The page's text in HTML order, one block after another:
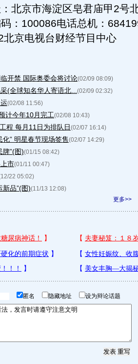
京市海淀区皂君庙甲2号
：100086电话总机：
京电视台财经节目中心
开禁 国际奥委会将讨论(02/09 08:09)
(全球知名华人寄语北... (02/09 02:32)
(02/08 11:56)
计今年10月完工(02/08 10:43)
程 每月11日为排队日(02/07 16:14)
” 明星春节现场签售(02/07 14:29)
牌”(图)(01/15 08:42)
市(01/11 00:47)
22 05:02)
新品”(图)(11/13 12:08)
更多>>
匿名 隐藏地址 设为辩论话题